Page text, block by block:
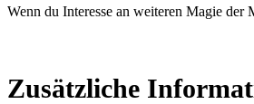
Wenn du Interesse an weiteren Magie der
Zusätzliche